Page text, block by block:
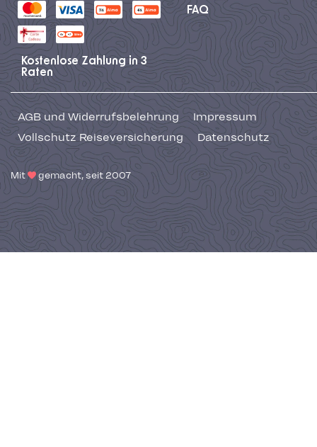
FAQ
Kostenlose Zahlung in 3
Raten
AGB und Widerrufsbelehrung
Impressum
Vollschutz Reiseversicherung
Datenschutz
Mit gemacht, seit 2007